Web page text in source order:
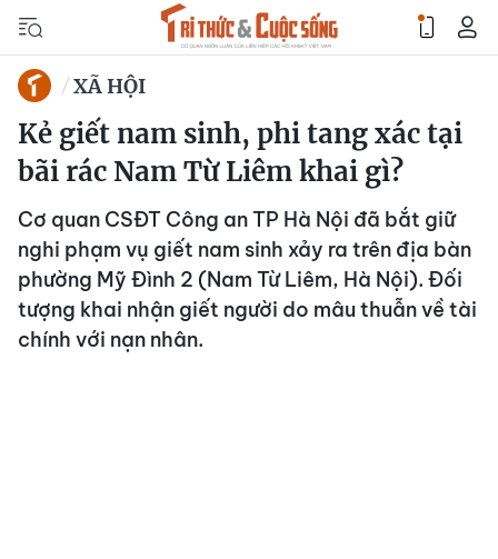
XÃ HỘI
Kẻ giết nam sinh, phi tang xác tại
bãi rác Nam Từ Liêm khai gì?
Cơ quan CSĐT Công an TP Hà Nội đã bắt giữ
nghi phạm vụ giết nam sinh xảy ra trên địa bàn
phường Mỹ Đình 2 (Nam Từ Liêm, Hà Nội). Đối
tượng khai nhận giết người do mâu thuẫn về tài
chính với nạn nhân.